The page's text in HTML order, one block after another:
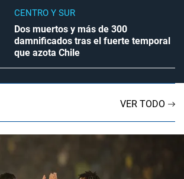
CENTRO Y SUR
Dos muertos y más de 300
damnificados tras el fuerte temporal
que azota Chile
VER TODO